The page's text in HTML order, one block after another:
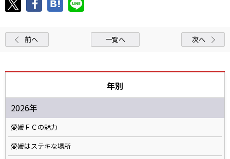
前へ 一覧へ 次へ
年別
2026年
愛媛ＦＣの魅力
愛媛はステキな場所